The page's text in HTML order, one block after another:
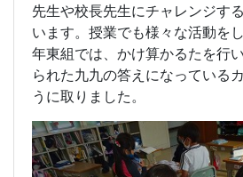
先生や校長先生にチャレンジす
います。授業でも様々な活動を
年東組では、かけ算かるたを行
られた九九の答えになっている
うに取りました。